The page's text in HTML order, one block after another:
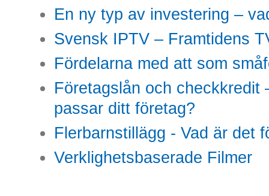
En ny typ av investering –
Svensk IPTV – Framtidens
Fördelarna med att som
Företagslån och checkkredit
passar ditt företag?
Flerbarnstillägg - Vad är det
Verklighetsbaserade Filmer